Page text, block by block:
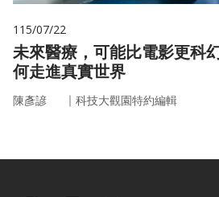
115/07/22
未來醫療，可能比電影更科
何走進真實世界
陳彥諺 ｜ 科技大觀園特約編輯